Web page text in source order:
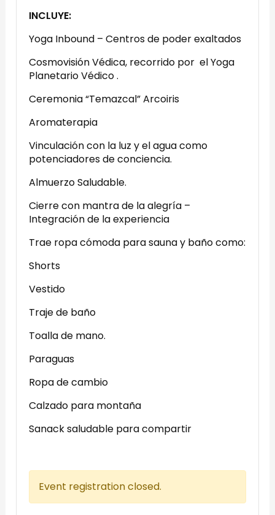
INCLUYE:
Yoga Inbound – Centros de poder exaltados
Cosmovisión Védica, recorrido por el Yoga
Planetario Védico .
Ceremonia “Temazcal” Arcoiris
Aromaterapia
Vinculación con la luz y el agua como
potenciadores de conciencia.
Almuerzo Saludable.
Cierre con mantra de la alegría –
Integración de la experiencia
Trae ropa cómoda para sauna y baño como:
Shorts
Vestido
Traje de baño
Toalla de mano.
Paraguas
Ropa de cambio
Calzado para montaña
Sanack saludable para compartir
Event registration closed.